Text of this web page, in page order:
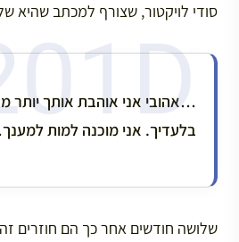
סודי לויקטור, שצורף למכתב שהיא
…אהובי אני אוהבת אותך יותר
בלעדיך. אני מוכנה למות
שלושה חודשים אחר כך הם חוזרים